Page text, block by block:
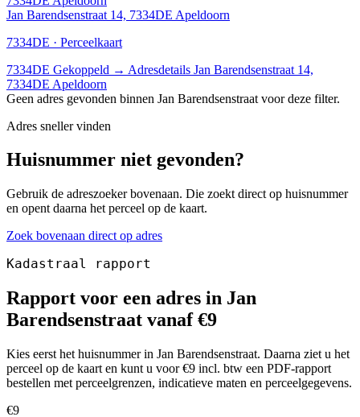
Jan Barendsenstraat 14, 7334DE Apeldoorn
7334DE · Perceelkaart
7334DE Gekoppeld → Adresdetails Jan Barendsenstraat 14,
7334DE Apeldoorn
Geen adres gevonden binnen Jan Barendsenstraat voor deze filter.
Adres sneller vinden
Huisnummer niet gevonden?
Gebruik de adreszoeker bovenaan. Die zoekt direct op huisnummer
en opent daarna het perceel op de kaart.
Zoek bovenaan direct op adres
Kadastraal rapport
Rapport voor een adres in Jan
Barendsenstraat vanaf €9
Kies eerst het huisnummer in Jan Barendsenstraat. Daarna ziet u het
perceel op de kaart en kunt u voor €9 incl. btw een PDF-rapport
bestellen met perceelgrenzen, indicatieve maten en perceelgegevens.
€9